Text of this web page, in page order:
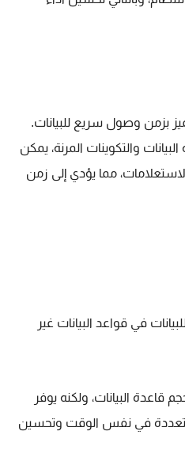
بزمن وصول سريع للبيانات.
والتكوينات المرنة، يمكن
مما يؤدي إلى زمن
في قواعد البيانات غير
قاعدة البيانات، ولكنه يوفر
في نفس الوقت وتحسين